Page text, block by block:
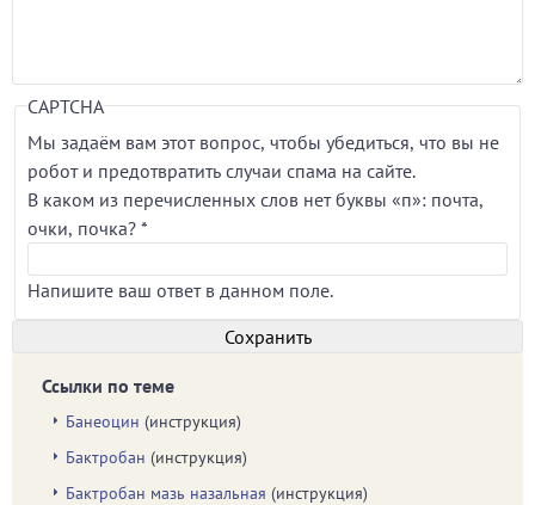
CAPTCHA
Мы задаём вам этот вопрос, чтобы убедиться, что вы не
робот и предотвратить случаи спама на сайте.
В каком из перечисленных слов нет буквы «п»: почта,
очки, почка? *
Напишите ваш ответ в данном поле.
Ссылки по теме
Банеоцин (инструкция)
Бактробан (инструкция)
Бактробан мазь назальная (инструкция)